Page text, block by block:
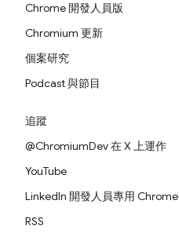
Chrome 開發人員版
Chromium 更新
個案研究
Podcast 與節目
追蹤
@ChromiumDev 在 X 上運作
YouTube
LinkedIn 開發人員專用 Chrome
RSS